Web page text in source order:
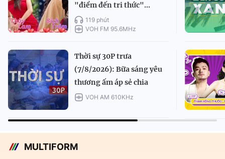
"điểm đến tri thức"...
119 phút
VOH FM 95.6MHz
Thời sự 30P trưa
(7/8/2026): Bữa sáng yêu
thương ấm áp sẻ chia
VOH AM 610KHz
MULTIFORM